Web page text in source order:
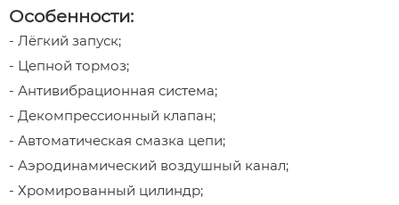
Особенности:
- Лёгкий запуск;
- Цепной тормоз;
- Антивибрационная система;
- Декомпрессионный клапан;
- Автоматическая смазка цепи;
- Аэродинамический воздушный канал;
- Хромированный цилиндр;